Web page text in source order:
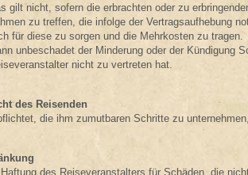
gilt nicht, sofern die erbrachten oder zu
zu treffen, die infolge der Vertragsaufhebung
für diese zu sorgen und die Mehrkosten zu tragen.
unbeschadet der Minderung oder der
nicht zu vertreten hat.
des Reisenden
die ihm zumutbaren Schritte zu
des Reiseveranstalters für Schäden, die